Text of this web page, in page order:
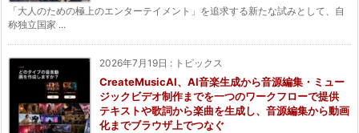
「大人のための極上のエンターテイメント」を追求する新たな試みとして、自
称独立国家 ...
2026年7月19日 : トピックス
CreateMusicAI、AI音楽生成から音源編集・ミュー
ジックビデオ制作までを一つのワークフローで提供
テキストや歌詞から楽曲を生成し、音源編集から動画
化までブラウザ上でつなぐ